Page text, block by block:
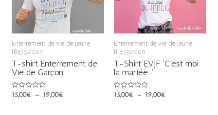
Enterrement de vie de jeune
fille/garçon
T-shirt Enterrement de
Vie de Garçon
Note
15,00€ – 19,00€
Enterrement de vie de jeune
fille/garçon
T-Shirt EVJF ‘C’est moi
la mariée…’
Note
15,00€ – 19,00€